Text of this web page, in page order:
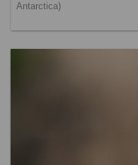
Antarctica)